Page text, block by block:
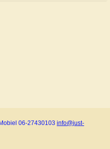
06-27430103 info@just-